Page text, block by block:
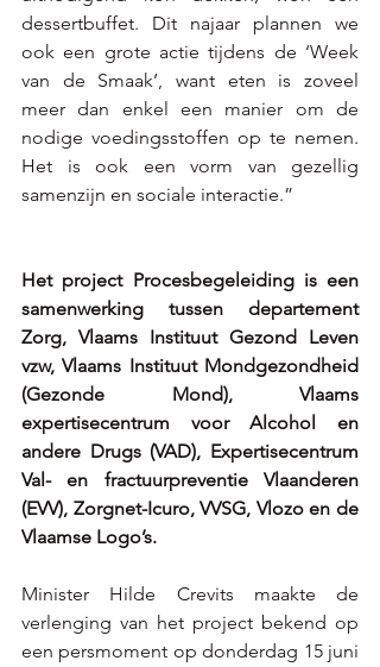
dessertbuffet. Dit najaar plannen we
ook een grote actie tijdens de ‘Week
van de Smaak’, want eten is zoveel
meer dan enkel een manier om de
nodige voedingsstoffen op te nemen.
Het is ook een vorm van gezellig
samenzijn en sociale interactie.”
Het project Procesbegeleiding is een
samenwerking tussen departement
Zorg, Vlaams Instituut Gezond Leven
vzw, Vlaams Instituut Mondgezondheid
(Gezonde Mond), Vlaams
expertisecentrum voor Alcohol en
andere Drugs (VAD), Expertisecentrum
Val- en fractuurpreventie Vlaanderen
(EVV), Zorgnet-Icuro, VVSG, Vlozo en de
Vlaamse Logo’s.
Minister Hilde Crevits maakte de
verlenging van het project bekend op
een persmoment op donderdag 15 juni